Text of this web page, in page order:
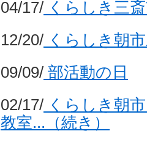
04/17/ くらしき三
12/20/ くらしき朝
09/09/ 部活動の日
02/17/ くらしき朝
教室...（続き）